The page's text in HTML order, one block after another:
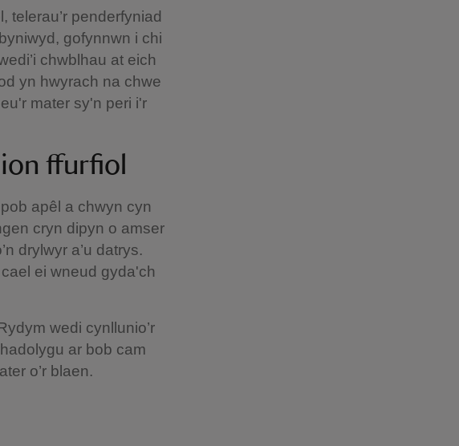
telerau’r penderfyniad
gofynnwn i chi
chwblhau at eich
yn hwyrach na chwe
mater sy'n peri i'r
ffurfiol
apêl a chwyn cyn
cryn dipyn o amser
drylwyr a’u datrys.
ei wneud gyda'ch
wedi cynllunio’r
ar bob cam
o’r blaen.